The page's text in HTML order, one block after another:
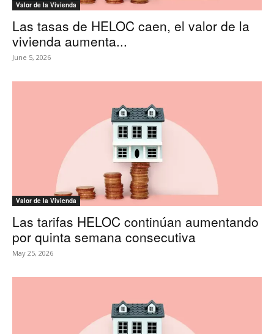
Valor de la Vivienda
Las tasas de HELOC caen, el valor de la
vivienda aumenta...
June 5, 2026
Valor de la Vivienda
Las tarifas HELOC continúan aumentando
por quinta semana consecutiva
May 25, 2026